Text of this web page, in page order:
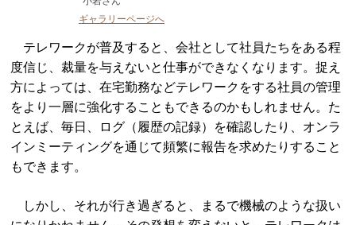
ギャラリーページへ
テレワークが普及すると、会社として社員たちをある程
度信じ、裁量を与えないと仕事ができなくなります。捉え
方によっては、在宅勤務などテレワークをする社員の管理
をより一層に強化することもできるのかもしれません。た
とえば、毎日、ログ（履歴の記録）を確認したり、オンラ
インミーティングを通じて頻繁に報告を求めたりすること
もできます。
しかし、それが行き過ぎると、まるで機械のような扱い